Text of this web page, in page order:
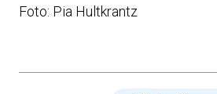
Foto: Pia Hultkrantz